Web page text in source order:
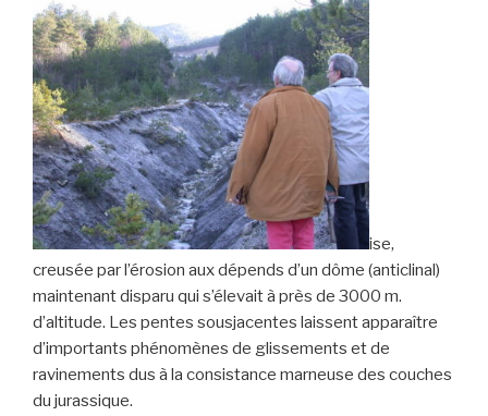
ise,
creusée par l’érosion aux dépends d’un dôme (anticlinal)
maintenant disparu qui s’élevait à près de 3000 m.
d’altitude. Les pentes sousjacentes laissent apparaître
d’importants phénomènes de glissements et de
ravinements dus à la consistance marneuse des couches
du jurassique.